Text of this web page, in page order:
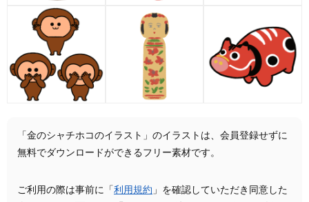
「金のシャチホコのイラスト」のイラストは、会員登録せずに
無料でダウンロードができるフリー素材です。
ご利用の際は事前に「 利用規約 」を確認していただき同意した